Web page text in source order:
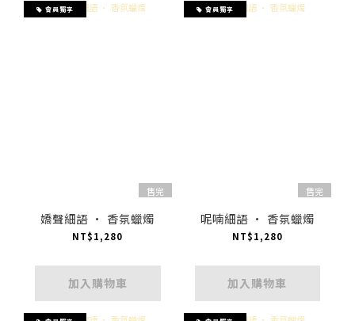
會員獨享
售完
嬌聲細語 · 香氛蠟燭
NT$1,280
加入購物車
會員獨享
售完
呢喃細語 · 香氛蠟燭
NT$1,280
加入購物車